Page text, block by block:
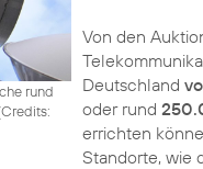
rund
Credits:
Von den
Deutschland
oder rund
errichten
Standorte, wie